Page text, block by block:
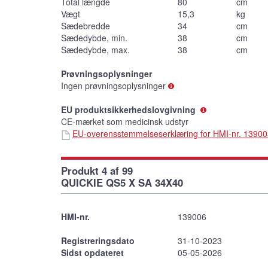
Vægt
15,3
kg
Sædebredde
34
cm
Sædedybde, min.
38
cm
Sædedybde, max.
38
cm
Prøvningsoplysninger
Ingen prøvningsoplysninger
EU produktsikkerhedslovgivning
CE-mærket som medicinsk udstyr
EU-overensstemmelseserklæring for HMI-nr.
Produkt 4 af 99
QUICKIE QS5 X SA 34X40
HMI-nr.
139006
Registreringsdato
31-10-2023
Sidst opdateret
05-05-2026